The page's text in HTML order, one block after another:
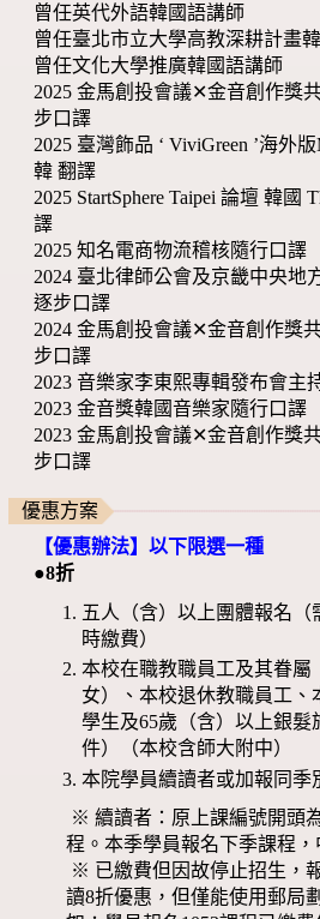
曾任英代外語韓國語講師
曾任臺北市立大學高教深耕計畫
曾任文化大學推廣韓國語講師
2025 金馬創投會議✕金音創作獎
步口譯
2025 臺灣飾品 ‘ ViviGreen ’海外
韓 翻譯
2025 StartSphere Taipei 論壇 韓國
譯
2025 知名電商物流稽核隨行口譯
2024 臺北律師公會及京畿中央地
逐步口譯
2024 金馬創投會議✕金音創作獎
步口譯
2023 音樂家李東熙專輯發布會主
2023 金音獎韓國音樂家隨行口譯
2023 金馬創投會議✕金音創作獎
步口譯
優惠方案
【優惠辦法】以下限選一種
●8折
五人（含）以上團體報名（
時繳費）
本校在職教職員工及其眷屬
女）、本校退休教職員工、
學生及65歲（含）以上銀髮
件）（本校含師大附中）
本院學員續讀者或加報同季
※ 續讀者：原上課編號開頭
程。本季學員報名下季課程，
※ 已繳費但因故停止招生，
讀8折優惠，但僅能使用郵局